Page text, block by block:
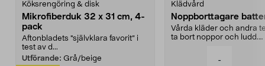
-
Köksrengöring & disk
Mikrofiberduk 32 x 31 cm, 4-
pack
Aftonbladets "självklara favorit” i
test av d...
Utförande: Grå/beige
Klädvård
Noppborttagare
Vårda kläder och andra
ta bort noppor och ludd.